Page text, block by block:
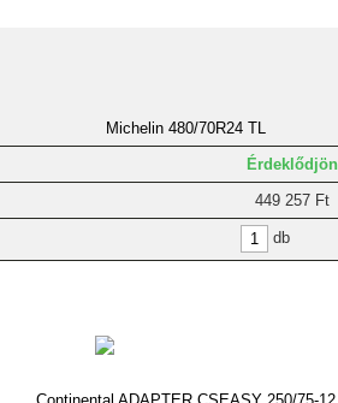
Michelin 480/70R24 TL
Érdeklődjön
449 257 Ft
db